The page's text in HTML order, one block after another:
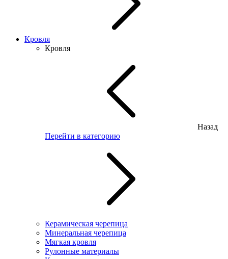
Кровля
Кровля
Назад
Перейти в категорию
Керамическая черепица
Минеральная черепица
Мягкая кровля
Рулонные материалы